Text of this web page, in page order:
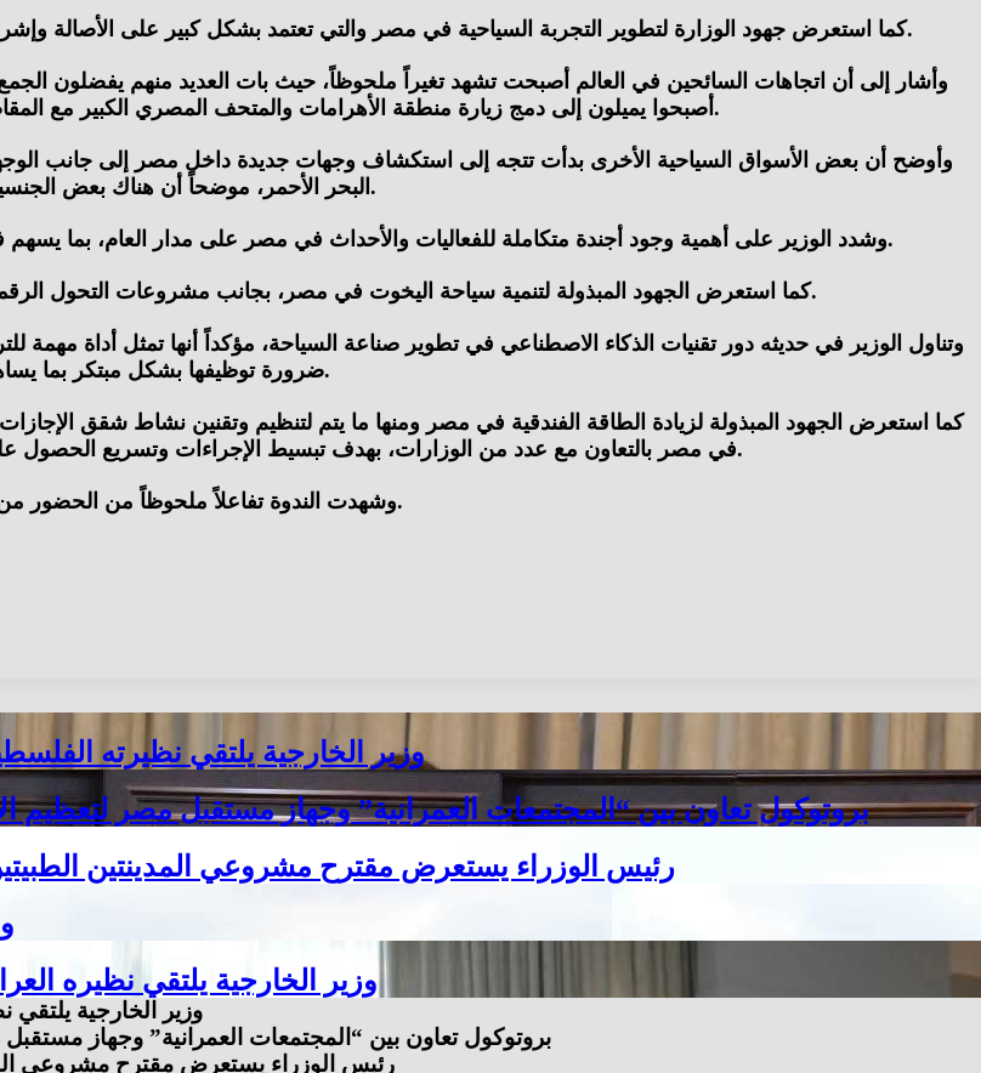
كما استعرض جهود الوزارة لتطوير التجربة السياحية في مصر والتي تعتمد بشكل كبير على الأصالة وإشراك المجتمعات المحلية بما يسهم في تقديم تجربة أكثر ثراءً وتفرداً للزائرين.
وأشار إلى أن اتجاهات السائحين في العالم أصبحت تشهد تغيراً ملحوظاً، حيث بات العديد منهم يفضلون
أصبحوا يميلون إلى دمج زيارة منطقة الأهرامات والمتحف المصري الكبير مع المقاصد الشاطئية مثل الساحل الشمالي أو الوجهات الصحراوية مثل واحة سيوة.
وأوضح أن بعض الأسواق السياحية الأخرى بدأت تتجه إلى استكشاف وجهات جديدة داخل مصر إلى جانب
البحر الأحمر، موضحاً أن هناك بعض الجنسيات التي تفضل زيارة سيوة كمنتج للسياحة الصحراوية مع الساحل الشمالي.
وشدد الوزير على أهمية وجود أجندة متكاملة للفعاليات والأحداث في مصر على مدار العام، بما يسهم في جذب شرائح متنوعة من السائحين والمهتمين بالفعاليات بمختلف أنواعها.
كما استعرض الجهود المبذولة لتنمية سياحة اليخوت في مصر، بجانب مشروعات التحول الرقمي بالمواقع الأثرية والمتاحف، واستخدام أحدث التقنيات لتعزيز تجربة الزائر.
وتناول الوزير في حديثه دور تقنيات الذكاء الاصطناعي في تطوير صناعة السياحة، مؤكداً أنها تمثل أداة مهمة
ضرورة توظيفها بشكل مبتكر بما يساهم في خلق منتجات وتجارب سياحية جديدة وعدم الاكتفاء بالأنماط التقليدية.
كما استعرض الجهود المبذولة لزيادة الطاقة الفندقية في مصر ومنها ما يتم لتنظيم وتقنين نشاط شقق
في مصر بالتعاون مع عدد من الوزارات، بهدف تبسيط الإجراءات وتسريع الحصول على الموافقات اللازمة، بما يسهم في جذب المزيد من الاستثمارات السياحية.
وشهدت الندوة تفاعلاً ملحوظاً من الحضور من خلال عدد من الاستفسارات التي تناولت تطورات قطاع السياحة في مصر.
وزير الخارجية يلتقي نظيرته
بروتوكول تعاون بين “المجتمعات العمرانية” وجهاز مستقبل مصر لتعظيم
رئيس الوزراء يستعرض مقترح مشروعي المدينتين
وزير الخارجية يلتقي نظيره
وزير الخارجية
بروتوكول تعاون بين “المجتمعات العمرانية” وجهاز مستقبل
رئيس الوزراء يستعرض مقترح مشروعي